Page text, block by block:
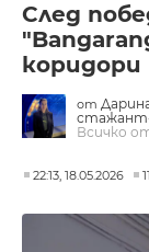
След
коридори
от
Всичко
22:13, 18.05.2026